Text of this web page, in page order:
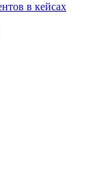
в кейсах